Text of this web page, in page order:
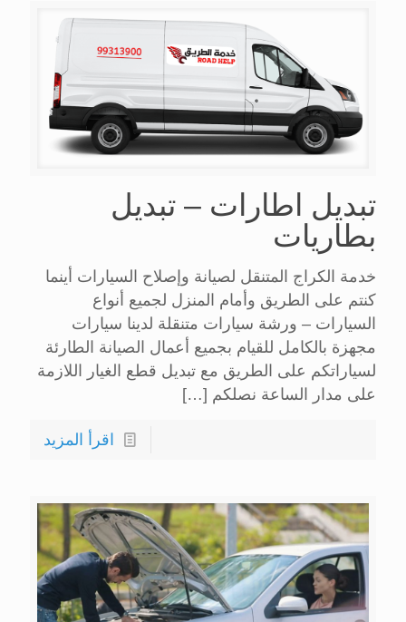
تبديل اطارات – تبديل
بطاريات
خدمة الكراج المتنقل لصيانة وإصلاح السيارات أينما
كنتم على الطريق وأمام المنزل لجميع أنواع
السيارات – ورشة سيارات متنقلة لدينا سيارات
مجهزة بالكامل للقيام بجميع أعمال الصيانة الطارئة
لسياراتكم على الطريق مع تبديل قطع الغيار اللازمة
على مدار الساعة نصلكم […]
اقرأ المزيد